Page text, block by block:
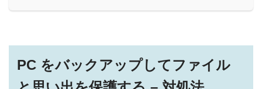
PC をバックアップしてファイル